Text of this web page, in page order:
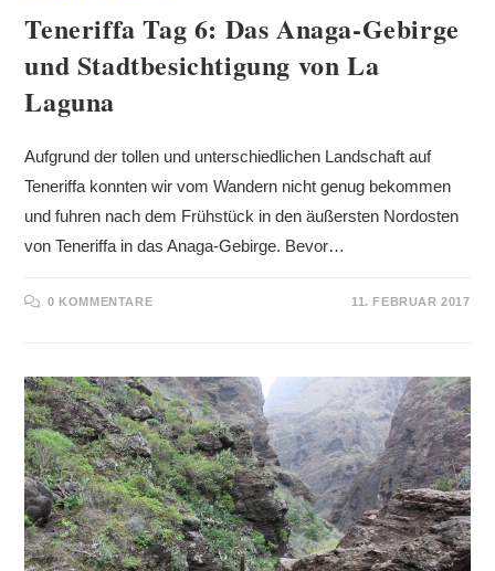
Teneriffa Tag 6: Das Anaga-Gebirge
und Stadtbesichtigung von La
Laguna
Aufgrund der tollen und unterschiedlichen Landschaft auf
Teneriffa konnten wir vom Wandern nicht genug bekommen
und fuhren nach dem Frühstück in den äußersten Nordosten
von Teneriffa in das Anaga-Gebirge. Bevor…
0 KOMMENTARE 11. FEBRUAR 2017